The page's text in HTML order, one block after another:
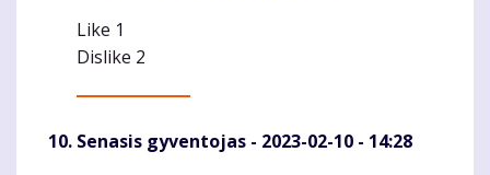
Like 1
Dislike 2
Senasis gyventojas - 2023-02-10 - 14:28